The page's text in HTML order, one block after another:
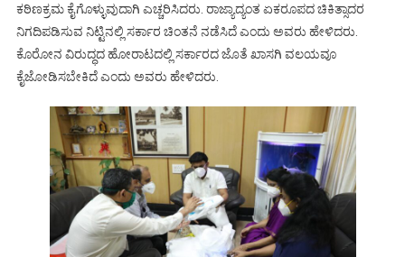
ಕಠಿಣಕ್ರಮ ಕೈಗೊಳ್ಳುವುದಾಗಿ ಎಚ್ಚರಿಸಿದರು. ರಾಜ್ಯಾದ್ಯಂತ ಏಕರೂಪದ ಚಿಕಿತ್ಸಾದರ
ನಿಗದಿಪಡಿಸುವ ನಿಟ್ಟಿನಲ್ಲಿ ಸರ್ಕಾರ ಚಿಂತನೆ ನಡೆಸಿದೆ ಎಂದು ಅವರು ಹೇಳಿದರು.
ಕೊರೋನ ವಿರುದ್ಧದ ಹೋರಾಟದಲ್ಲಿ ಸರ್ಕಾರದ ಜೊತೆ ಖಾಸಗಿ ವಲಯವೂ
ಕೈಜೋಡಿಸಬೇಕಿದೆ ಎಂದು ಅವರು ಹೇಳಿದರು.